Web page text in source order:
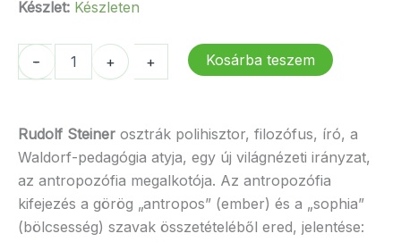
4
500 Ft.
4
000 Ft.
Készlet: Készleten
-
-
A
szabadság
+ + Kosárba teszem
Rudolf Steiner osztrák polihisztor, filozófus, író, a
Waldorf-pedagógia atyja, egy új világnézeti irányzat,
az antropozófia megalkotója. Az antropozófia
kifejezés a görög „antropos” (ember) és a „sophia”
(bölcsesség) szavak összetételéből ered, jelentése: